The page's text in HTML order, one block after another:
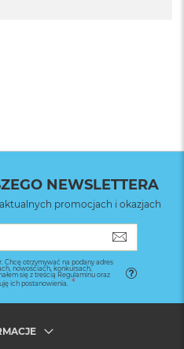
NEWSLETTERA
promocjach i okazjach
Chcę otrzymywać na podany adres
nowościach, konkursach,
się z treścią Regulaminu oraz
ich postanowienia.